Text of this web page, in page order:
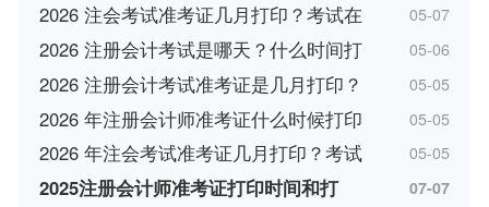
2026 注会考试准考证几月打印？考试在 05-07
2026 注册会计考试是哪天？什么时间打 05-06
2026 注册会计考试准考证是几月打印？ 05-05
2026 年注册会计师准考证什么时候打印 05-05
2026 年注会考试准考证几月打印？考试 05-05
2025注册会计师准考证打印时间和打 07-07